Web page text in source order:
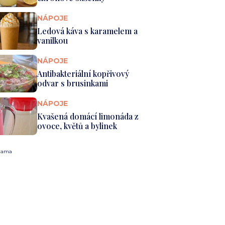
NÁPOJE
Ledová káva s karamelem a
vanilkou
NÁPOJE
Antibakteriální kopřivový
odvar s brusinkami
NÁPOJE
Kvašená domácí limonáda z
ovoce, květů a bylinek